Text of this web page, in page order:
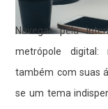
Navegar pela
metrópole digital:
também com suas
se um tema